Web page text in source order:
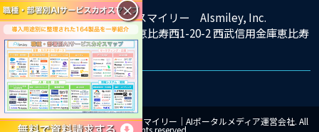
株式会社アイスマイリー AIsmiley, Inc.
東京都渋谷区恵比寿西1-20-2 西武信用金庫恵比寿
ビル9F
© Copyright 2025 株式会社アイスマイリー｜AIポータルメディア運営会社. All
rights reserved.
×